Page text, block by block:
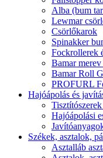
Alba (bum
Lewmar
Csörlőkarok
Spinakker
Fockrollerek
Bamar
Bamar Roll
PROFURL
Hajóápolás és
Hajóápolási
Székek, asztalok,
Asztalláb